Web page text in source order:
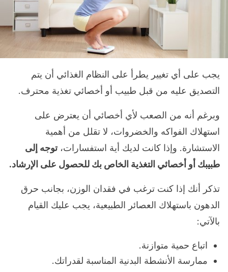
يجب على أي تغيير يطرأ على النظام الغذائي أن يتم
التصديق عليه من قبل طبيب أو أخصائي تغذية محترف.
وبرغم أنه من الصعب لأي أخصائي أن يعترض على
استهلاك الفواكه والخضروات، لا تقلل من أهمية
الاستشارة. وإذا كانت لديك أية استفسارات،توجه إلى
طبيبك أو أخصائي التغذية الخاص بك للحصول على الإرشاد.
تذكر أنك إذا كنت ترغب في فقدان الوزن، بجانب حرق
الدهون باستهلاك العصائر الطبيعية، يجب عليك القيام
بالآتي:
اتباع حمية متوازنة.
ممارسة الأنشطة البدنية المناسبة لقدراتك.